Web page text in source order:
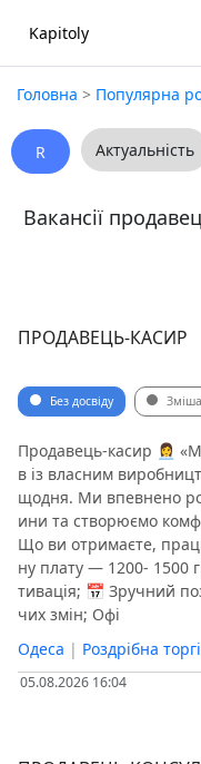
Kapitoly
Головна > Популярна
R Актуальність
Вакансії
ПРОДАВЕЦЬ-КАСИР
Без досвіду
Продавець-касир 👩‍💼
в із власним
щодня. Ми впевнено
ини та створюємо
Що ви отримаєте,
ну плату — 1200- 1500
тивація; 📅 Зручний
чих змін; Офі
Одеса | Роздрібна
05.08.2026 16:04